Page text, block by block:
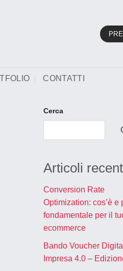
CONTATTI
Cerca
Articoli
Conversion Rate
Optimization: cos’è e
fondamentale per il
ecommerce
Bando Voucher
Impresa 4.0 –